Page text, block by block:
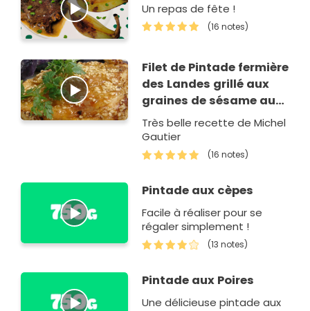
Un repas de fête !
(16 notes)
Filet de Pintade fermière
des Landes grillé aux
graines de sésame aux
pommes vitelotte
Très belle recette de Michel
Gautier
(16 notes)
Pintade aux cèpes
Facile à réaliser pour se
régaler simplement !
(13 notes)
Pintade aux Poires
Une délicieuse pintade aux